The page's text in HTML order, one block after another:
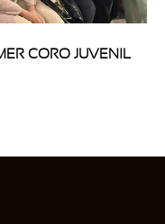
CORO JUVENIL